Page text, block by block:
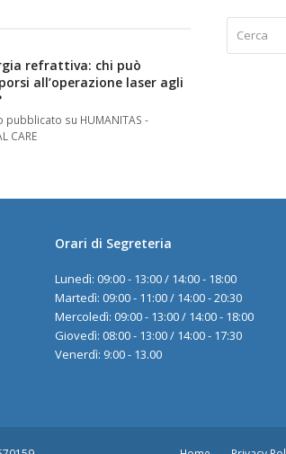
refrattiva: chi può
all’operazione laser agli
pubblicato su HUMANITAS -
CARE
Orari di Segreteria
Lunedì: 09:00 - 13:00 / 14:00 - 18:00
Martedì: 09:00 - 11:00 / 14:00 - 20:30
Mercoledì: 09:00 - 13:00 / 14:00 - 18:00
Giovedì: 08:00 - 13:00 / 14:00 - 17:30
Venerdì: 9:00 - 13.00